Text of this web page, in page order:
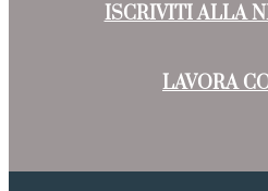
ISCRIVITI ALLA
LAVORA